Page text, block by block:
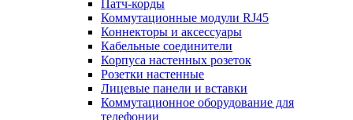
Патч-корды
Коммутационные модули RJ45
Коннекторы и аксессуары
Кабельные соединители
Корпуса настенных розеток
Розетки настенные
Лицевые панели и вставки
Коммутационное оборудование для
телефонии